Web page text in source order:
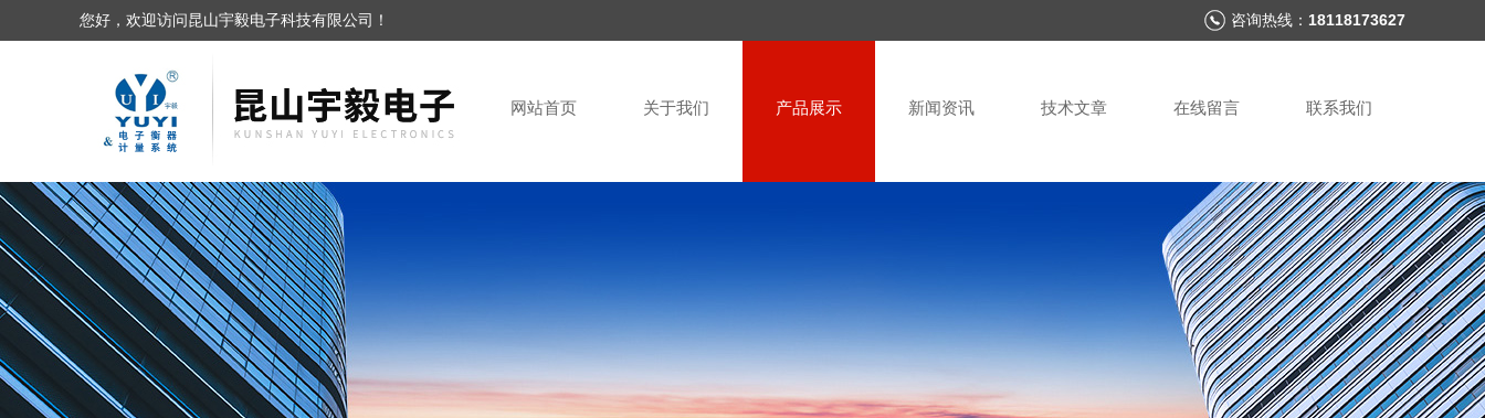
您好，欢迎访问昆山宇毅电子科技有限公司！ 咨询热线： 18118173627
网站首页 关于我们 产品展示 新闻资讯 技术文章 在线留言 联系我们